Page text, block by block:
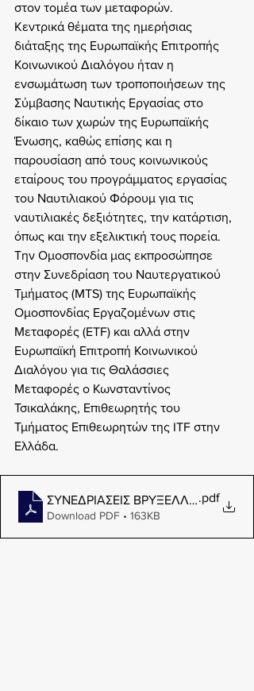
στον τομέα των μεταφορών.
Κεντρικά θέματα της ημερήσιας
διάταξης της Ευρωπαϊκής Επιτροπής
Κοινωνικού Διαλόγου ήταν η
ενσωμάτωση των τροποποιήσεων της
Σύμβασης Ναυτικής Εργασίας στο
δίκαιο των χωρών της Ευρωπαϊκής
Ένωσης, καθώς επίσης και η
παρουσίαση από τους κοινωνικούς
εταίρους του προγράμματος εργασίας
του Ναυτιλιακού Φόρουμ για τις
ναυτιλιακές δεξιότητες, την κατάρτιση,
όπως και την εξελικτική τους πορεία.
Την Ομοσπονδία μας εκπροσώπησε
στην Συνεδρίαση του Ναυτεργατικού
Τμήματος (MTS) της Ευρωπαϊκής
Ομοσπονδίας Εργαζομένων στις
Μεταφορές (ETF) και αλλά στην
Ευρωπαϊκή Επιτροπή Κοινωνικού
Διαλόγου για τις Θαλάσσιες
Μεταφορές ο Κωνσταντίνος
Τσικαλάκης, Επιθεωρητής του
Τμήματος Επιθεωρητών της ITF στην
Ελλάδα.
ΣΥΝΕΔΡΙΑΣΕΙΣ ΒΡΥΞΕΛΛΕΣ(1)
.pdf
Download PDF • 163KB